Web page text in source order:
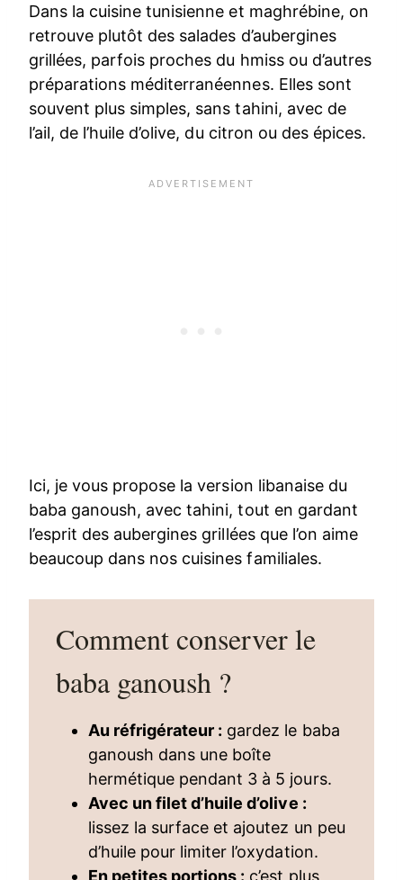
Dans la cuisine tunisienne et maghrébine, on
retrouve plutôt des salades d’aubergines
grillées, parfois proches du hmiss ou d’autres
préparations méditerranéennes. Elles sont
souvent plus simples, sans tahini, avec de
l’ail, de l’huile d’olive, du citron ou des épices.
Ici, je vous propose la version libanaise du
baba ganoush, avec tahini, tout en gardant
l’esprit des aubergines grillées que l’on aime
beaucoup dans nos cuisines familiales.
Comment conserver le
baba ganoush ?
Au réfrigérateur : gardez le baba
ganoush dans une boîte
hermétique pendant 3 à 5 jours.
Avec un filet d’huile d’olive :
lissez la surface et ajoutez un peu
d’huile pour limiter l’oxydation.
En petites portions : c’est plus